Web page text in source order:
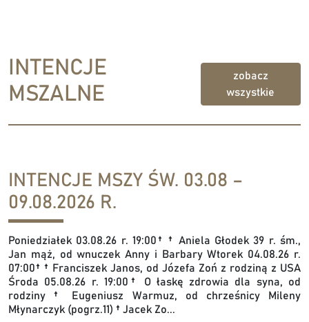
INTENCJE
MSZALNE
zobacz
wszystkie
INTENCJE MSZY ŚW. 03.08 –
09.08.2026 R.
Poniedziałek 03.08.26 r. 19:00† † Aniela Głodek 39 r. śm.,
Jan mąż, od wnuczek Anny i Barbary Wtorek 04.08.26 r.
07:00† † Franciszek Janos, od Józefa Zoń z rodziną z USA
Środa 05.08.26 r. 19:00† O łaskę zdrowia dla syna, od
rodziny † Eugeniusz Warmuz, od chrześnicy Mileny
Młynarczyk (pogrz.11) † Jacek Zo...